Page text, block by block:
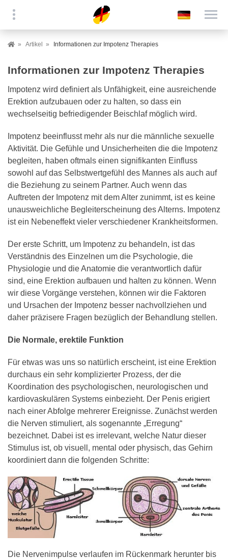
Artikel Informationen zur Impotenz Therapies
Informationen zur Impotenz Therapies
Impotenz wird definiert als Unfähigkeit, eine ausreichende
Erektion aufzubauen oder zu halten, so dass ein
wechselseitig befriedigender Beischlaf möglich wird.
Impotenz beeinflusst mehr als nur die männliche sexuelle
Aktivität. Die Gefühle und Unsicherheiten die die Impotenz
begleiten, haben oftmals einen signifikanten Einfluss
sowohl auf das Selbstwertgefühl des Mannes als auch auf
die Beziehung zu seinem Partner. Auch wenn das
Auftreten der Impotenz mit dem Alter zunimmt, ist es keine
unausweichliche Begleiterscheinung des Alterns. Impotenz
ist ein Nebeneffekt vieler verschiedener Krankheitsformen.
Der erste Schritt, um Impotenz zu behandeln, ist das
Verständnis des Einzelnen um die Psychologie, die
Physiologie und die Anatomie die verantwortlich dafür
sind, eine Erektion aufbauen und halten zu können. Wenn
wir diese Vorgänge verstehen, können wir die Faktoren
und Ursachen der Impotenz besser nachvollziehen und
daher präzisere Fragen bezüglich der Behandlung stellen.
Die Normale, erektile Funktion
Für etwas was uns so natürlich erscheint, ist eine Erektion
durchaus ein sehr komplizierter Prozess, der die
Koordination des psychologischen, neurologischen und
kardiovaskulären Systems einbezieht. Der Penis erigiert
nach einer Abfolge mehrerer Ereignisse. Zunächst werden
die Nerven stimuliert, als sogenannte „Erregung“
bezeichnet. Dabei ist es irrelevant, welche Natur dieser
Stimulus ist, ob visuell, mental oder physisch, das Gehirn
koordiniert dann die folgenden Schritte:
Die Nervenimpulse verlaufen im Rückenmark herunter bis